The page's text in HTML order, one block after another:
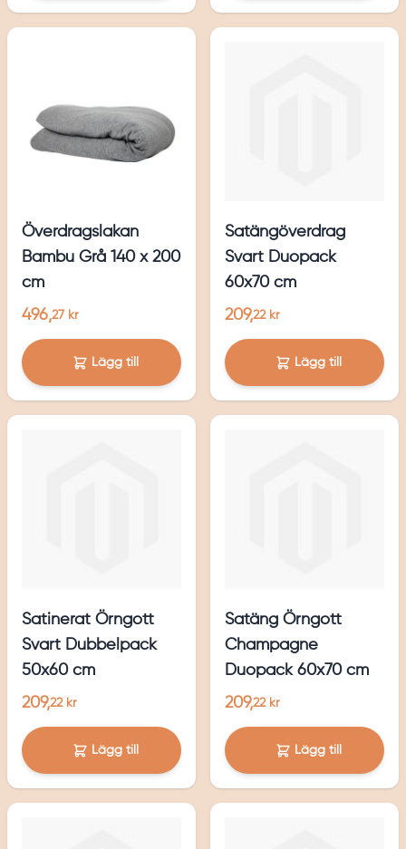
Överdragslakan
Bambu Grå 140 x 200
cm
496,27 kr
Lägg till
Satängöverdrag
Svart Duopack
60x70 cm
209,22 kr
Lägg till
Satinerat Örngott
Svart Dubbelpack
50x60 cm
209,22 kr
Lägg till
Satäng Örngott
Champagne
Duopack 60x70 cm
209,22 kr
Lägg till